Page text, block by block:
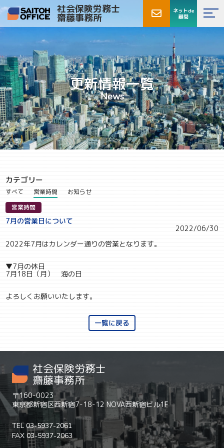
更新情報一覧
News
ネットde
顧問
社会保険労務士
齋藤事務所
カテゴリー
すべて 営業時間
お知らせ
営業時間
7月の営業日について
2022/06/30
2022年7月はカレンダー通りの営業となります。
▼7月の休日
7月18日（月） 海の日
よろしくお願いいたします。
一覧に戻る
社会保険労務士
齋藤事務所
〒160-0023
東京都新宿区西新宿7-18-12 NOVA西新宿ビル1F
TEL 03-5937-2061
FAX 03-5937-2063